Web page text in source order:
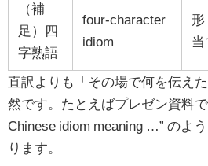
（補
足）四
字熟語
four-character
idiom
形
当
直訳よりも「その場で何を伝え
然です。たとえばプレゼン資料
Chinese idiom meaning …” のよ
ります。